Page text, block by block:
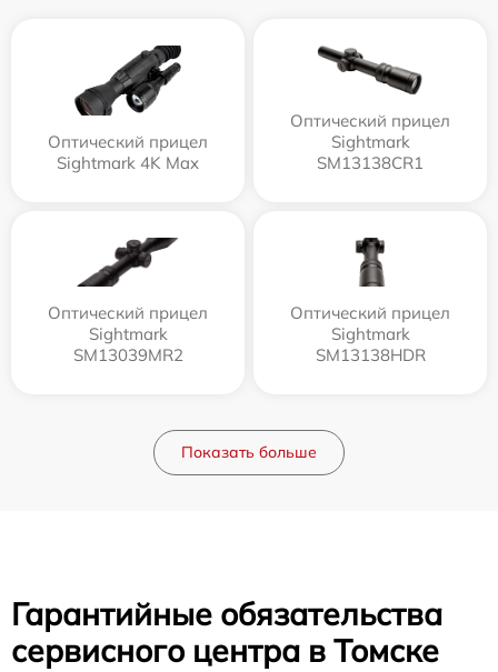
Оптический прицел
Sightmark 4K Max
Оптический прицел
Sightmark
SM13138CR1
Оптический прицел
Sightmark
SM13039MR2
Оптический прицел
Sightmark
SM13138HDR
Показать больше
Гарантийные обязательства
сервисного центра в Томске